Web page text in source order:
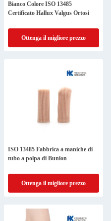
Bianco Colore ISO 13485
Certificato Hallux Valgus Ortosi
Ottenga il migliore prezzo
ISO 13485 Fabbrica a maniche di
tubo a polpa di Bunion
Ottenga il migliore prezzo